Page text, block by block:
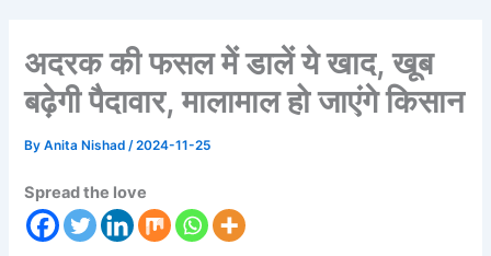
अदरक की फसल में डालें ये खाद, खूब
बढ़ेगी पैदावार, मालामाल हो जाएंगे किसान
ByAnita Nishad/2024-11-25
Spread the love